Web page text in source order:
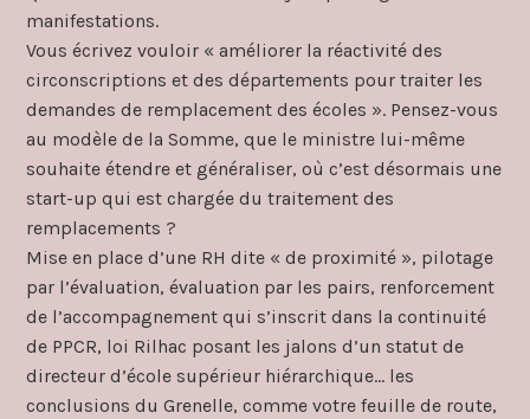
manifestations.
Vous écrivez vouloir « améliorer la réactivité des
circonscriptions et des départements pour traiter les
demandes de remplacement des écoles ». Pensez-vous
au modèle de la Somme, que le ministre lui-même
souhaite étendre et généraliser, où c’est désormais une
start-up qui est chargée du traitement des
remplacements ?
Mise en place d’une RH dite « de proximité », pilotage
par l’évaluation, évaluation par les pairs, renforcement
de l’accompagnement qui s’inscrit dans la continuité
de PPCR, loi Rilhac posant les jalons d’un statut de
directeur d’école supérieur hiérarchique… les
conclusions du Grenelle, comme votre feuille de route,